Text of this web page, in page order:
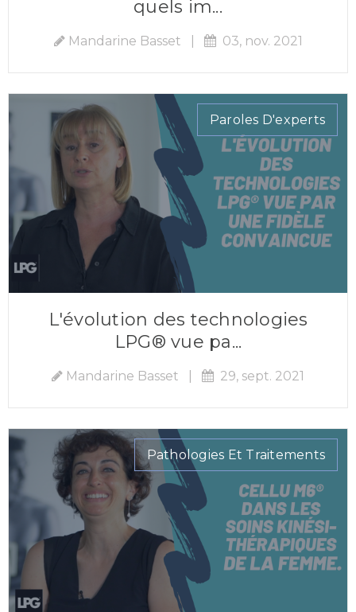
quels im...
Mandarine Basset 03, nov. 2021
Paroles D'experts
L'évolution des technologies
LPG® vue pa...
Mandarine Basset 29, sept. 2021
Pathologies Et Traitements